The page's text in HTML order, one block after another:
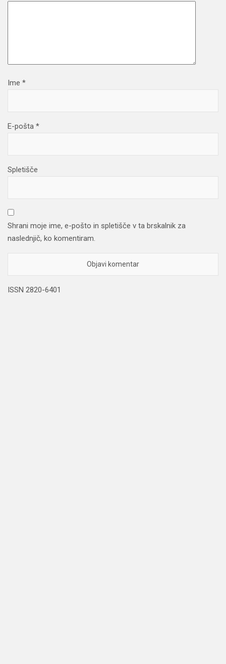
Ime *
E-pošta *
Spletišče
Shrani moje ime, e-pošto in spletišče v ta brskalnik za
naslednjič, ko komentiram.
ISSN 2820-6401